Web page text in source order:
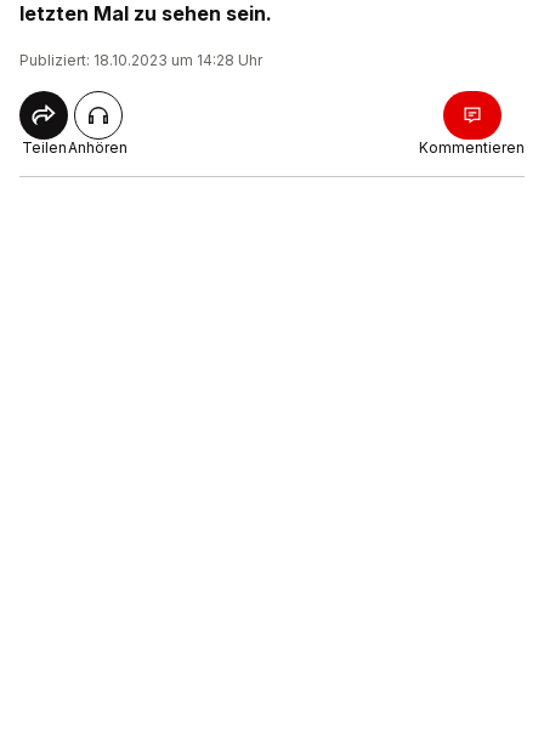
letzten Mal zu sehen sein.
Publiziert: 18.10.2023 um 14:28 Uhr
TeilenAnhören Kommentieren